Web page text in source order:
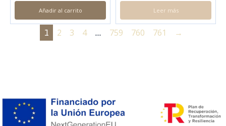
Añadir al carrito Leer más
1 2 3 4 … 759 760 761 →